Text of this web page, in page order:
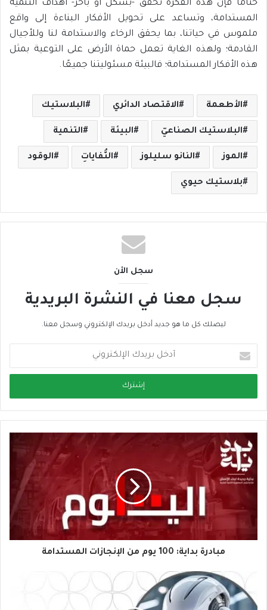
ختامًا فإنَّ هذه الفكرة تحقق -بشكل أو بآخر- أهداف التنمية
المستدامة، وتساعد على تحويل الأفكار البناءة إلى واقع
ملموس في حياتنا، بما يحقق الرخاء والاستدامة لنا وللأجيال
القادمة؛ ولهذه الغاية تعمل حماة الأرض على التوعية بمثل
هذه الأفكار المستدامة؛ فالبيئة مسئوليتنا جميعًا.
الأطعمة الاقتصاد الدائري البلاستيك
البلاستيك الصناعيّ البيئة التنمية
الموز النانو سليلوز النُّفاياتِ الوقود
بلاستيك حيوي
سجل الأن
سجل معنا في النشرة البريدية
ليصلك كل ما هو جديد أدخل بريدك الإلكتروني وسجل معنا.
خ
ب
ر
ك
مبادرة بداية: 100 يوم من الإنجازات المستدامة